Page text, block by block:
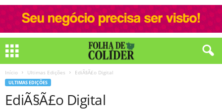
Início Ultimas Edições EdiÃ§Ã£o Digital
ULTIMAS EDIÇÕES
EdiÃ§Ã£o Digital